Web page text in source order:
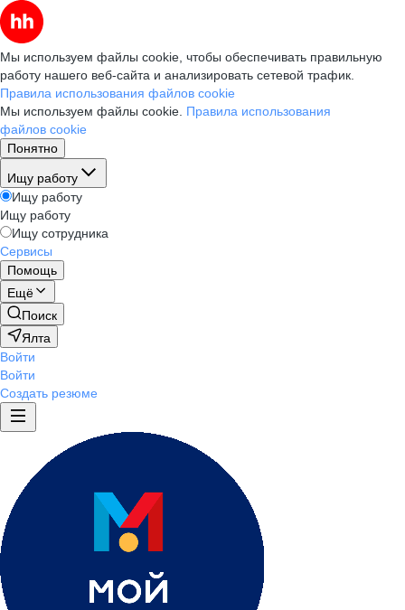
Мы используем файлы cookie, чтобы обеспечивать правильную
работу нашего веб-сайта и анализировать сетевой трафик.
Правила использования файлов cookie
Мы используем файлы cookie. Правила использования
файлов cookie
Понятно
Ищу работу
Ищу работу
Ищу работу
Ищу сотрудника
Сервисы
Помощь
Ещё
Поиск
Ялта
Войти
Войти
Создать резюме